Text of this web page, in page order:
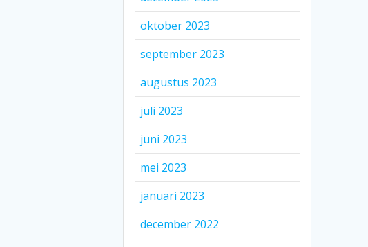
oktober 2023
september 2023
augustus 2023
juli 2023
juni 2023
mei 2023
januari 2023
december 2022